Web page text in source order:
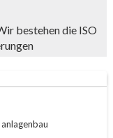
bestehen die ISO